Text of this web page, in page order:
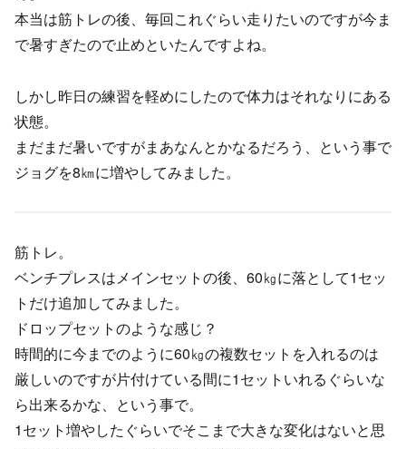
本当は筋トレの後、毎回これぐらい走りたいのですが今ま
で暑すぎたので止めといたんですよね。
しかし昨日の練習を軽めにしたので体力はそれなりにある
状態。
まだまだ暑いですがまあなんとかなるだろう、という事で
ジョグを8㎞に増やしてみました。
筋トレ。
ベンチプレスはメインセットの後、60㎏に落として1セッ
トだけ追加してみました。
ドロップセットのような感じ？
時間的に今までのように60㎏の複数セットを入れるのは
厳しいのですが片付けている間に1セットいれるぐらいな
ら出来るかな、という事で。
1セット増やしたぐらいでそこまで大きな変化はないと思